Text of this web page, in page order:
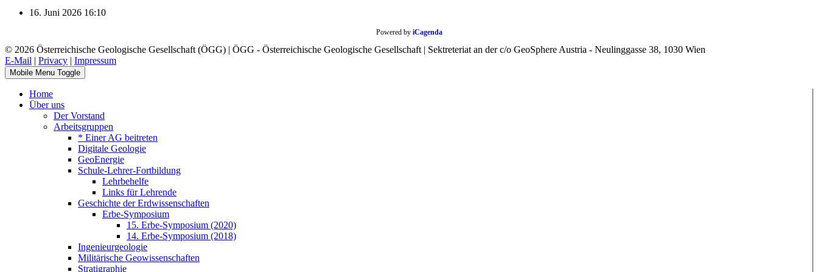
16. Juni 2026 16:10
Powered by iCagenda
© 2026 Österreichische Geologische Gesellschaft (ÖGG) | ÖGG - Österreichische Geologische Gesellschaft | Sektreteriat an der c/o GeoSphere Austria - Neulinggasse 38, 1030 Wien
E-Mail | Privacy | Impressum
Mobile Menu Toggle
Home
Über uns
Der Vorstand
Arbeitsgruppen
* Einer AG beitreten
Digitale Geologie
GeoEnergie
Schule-Lehrer-Fortbildung
Lehrbehelfe
Links für Lehrende
Geschichte der Erdwissenschaften
Erbe-Symposium
15. Erbe-Symposium (2020)
14. Erbe-Symposium (2018)
Ingenieurgeologie
Militärische Geowissenschaften
Stratigraphie